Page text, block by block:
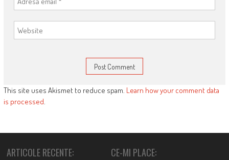
This site uses Akismet to reduce spam. Learn how your comment data
is processed.
ARTICOLE RECENTE: CE-MI PLACE: